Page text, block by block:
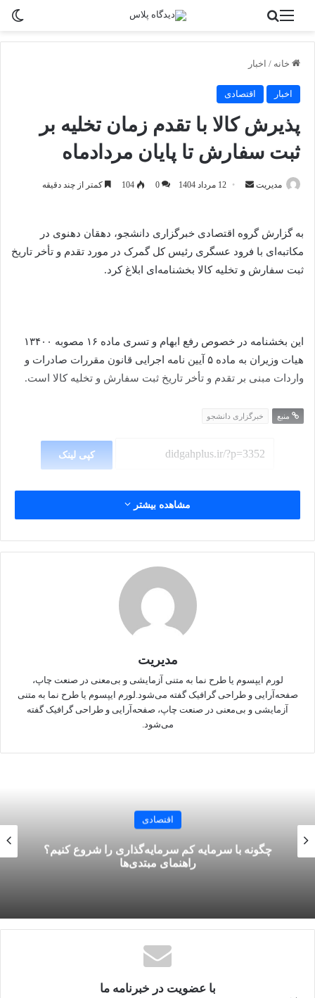
منو
خانه / اخبار
اخبار اقتصادی
پذیرش کالا با تقدم زمان تخلیه بر
ثبت سفارش تا پایان مردادماه
مدیریت
ارسال12 مرداد 1404 0
104 کمتر از چند دقیقه
به گزارش گروه اقتصادی خبرگزاری دانشجو، دهقان دهنوی در
مکاتبه‌ای با فرود عسگری رئیس کل گمرک در مورد تقدم و تأخر تاریخ
ثبت سفارش و تخلیه کالا بخشنامه‌ای ابلاغ کرد.
این بخشنامه در خصوص رفع ابهام و تسری ماده ۱۶ مصوبه ۱۳۴۰۰
هیات وزیران به ماده ۵ آیین نامه اجرایی قانون مقررات صادرات و
واردات مبنی بر تقدم و تأخر تاریخ ثبت سفارش و تخلیه کالا است.
منبع خبرگزاری دانشجو
کپی لینک
مشاهده بیشتر
مدیریت
لورم ایپسوم یا طرح‌ نما به متنی آزمایشی و بی‌معنی در صنعت چاپ،
صفحه‌آرایی و طراحی گرافیک گفته می‌شود.لورم ایپسوم یا طرح‌ نما به متنی
آزمایشی و بی‌معنی در صنعت چاپ، صفحه‌آرایی و طراحی گرافیک گفته
می‌شود.
اقتصادی
چگونه با سرمایه کم سرمایه‌گذاری را شروع کنیم؟
راهنمای مبتدی‌ها
با عضویت در خبرنامه ما